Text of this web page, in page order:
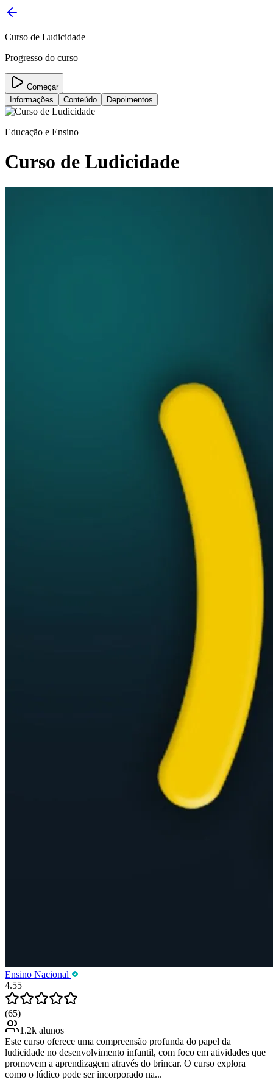
Curso de Ludicidade
Progresso do curso
Começar
Informações
Conteúdo Depoimentos
Educação e Ensino
Curso de Ludicidade
Ensino Nacional
4.55
(65)
1.2k alunos
Este curso oferece uma compreensão profunda do papel da
ludicidade no desenvolvimento infantil, com foco em atividades que
promovem a aprendizagem através do brincar. O curso explora
como o lúdico pode ser incorporado na...